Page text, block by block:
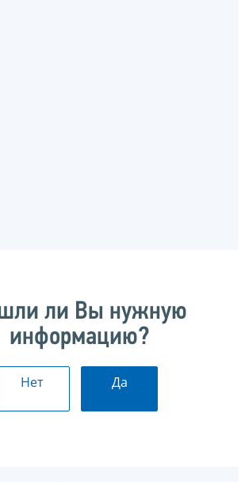
ли Вы нужную
информацию?
Нет Да